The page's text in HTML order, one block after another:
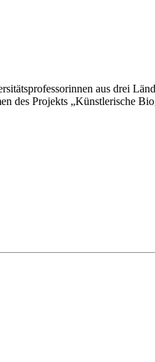
aus drei
des Projekts „Künstlerische